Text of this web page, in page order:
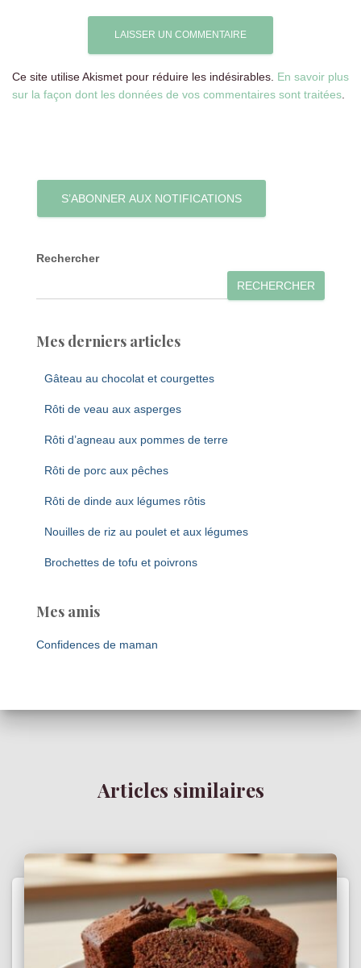
Ce site utilise Akismet pour réduire les indésirables. En savoir plus
sur la façon dont les données de vos commentaires sont traitées
S’ABONNER AUX NOTIFICATIONS
Rechercher
RECHERCHER
Mes derniers articles
Gâteau au chocolat et courgettes
Rôti de veau aux asperges
Rôti d’agneau aux pommes de terre
Rôti de porc aux pêches
Rôti de dinde aux légumes rôtis
Nouilles de riz au poulet et aux légumes
Brochettes de tofu et poivrons
Mes amis
Confidences de maman
Articles similaires